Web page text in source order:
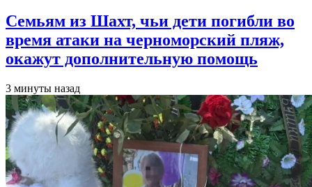
Семьям из Шахт, чьи дети погибли во
время атаки на черноморский пляж,
окажут дополнительную помощь
3 минуты назад